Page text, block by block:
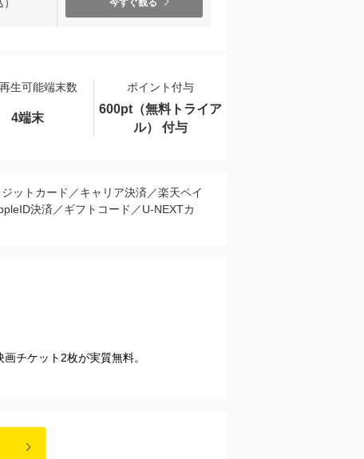
今すぐ観る
生可能端末数 ポイント付与
4端末
600pt（無料トライア
ル） 付与
ットカード／キャリア決済／楽天ペイ
決済／ギフトコード／U-NEXTカ
チケット2枚が実質無料。